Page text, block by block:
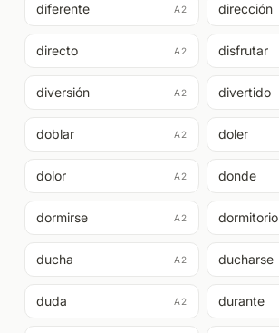
diferente A2 dirección
directo A2 disfrutar
diversión A2 divertido
doblar A2 doler
dolor A2 donde
dormirse A2 dormitorio
ducha A2 ducharse
duda A2 durante